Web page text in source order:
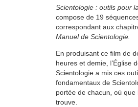
Scientologie : outils pour
compose de 19
correspondant aux
Manuel de Scientologie.
En produisant ce film de
heures et demie, l’Église
Scientologie a mis ces
fondamentaux de
portée de chacun, où que
trouve.